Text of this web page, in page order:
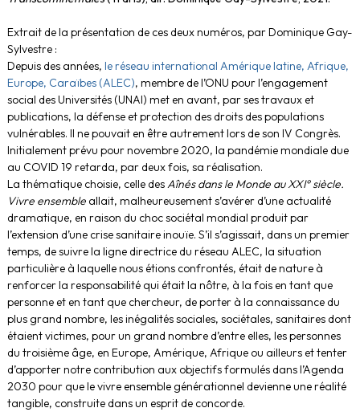
Extrait de la présentation de ces deux numéros, par Dominique Gay-
Sylvestre :
Depuis des années, le réseau international Amérique latine, Afrique,
Europe, Caraïbes (ALEC), membre de l’ONU pour l’engagement
social des Universités (UNAI) met en avant, par ses travaux et
publications, la défense et protection des droits des populations
vulnérables. Il ne pouvait en être autrement lors de son IV Congrès.
Initialement prévu pour novembre 2020, la pandémie mondiale due
au COVID 19 retarda, par deux fois, sa réalisation.
La thématique choisie, celle desAînés dans le Monde au XXI° siècle.
Vivre ensembleallait, malheureusement s’avérer d’une actualité
dramatique, en raison du choc sociétal mondial produit par
l’extension d’une crise sanitaire inouïe. S’il s’agissait, dans un premier
temps, de suivre la ligne directrice du réseau ALEC, la situation
particulière à laquelle nous étions confrontés, était de nature à
renforcer la responsabilité qui était la nôtre, à la fois en tant que
personne et en tant que chercheur, de porter à la connaissance du
plus grand nombre, les inégalités sociales, sociétales, sanitaires dont
étaient victimes, pour un grand nombre d’entre elles, les personnes
du troisième âge, en Europe, Amérique, Afrique ou ailleurs et tenter
d’apporter notre contribution aux objectifs formulés dans l’Agenda
2030 pour que le vivre ensemble générationnel devienne une réalité
tangible, construite dans un esprit de concorde.